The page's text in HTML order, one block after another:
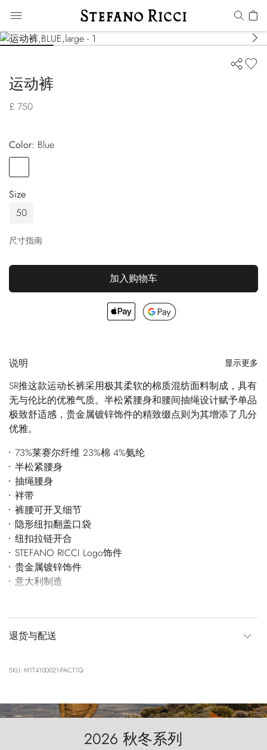
运动裤
£ 750
Color:
blue
Size
50
尺寸指南
加入购物车
说明 显示更多
SR推这款运动长裤采用极其柔软的棉质混纺面料制成，具有
无与伦比的优雅气质。半松紧腰身和腰间抽绳设计赋予单品
极致舒适感，贵金属镀锌饰件的精致缀点则为其增添了几分
优雅。
73%莱赛尔纤维 23%棉 4%氨纶
半松紧腰身
抽绳腰身
袢带
裤腰可开叉细节
隐形纽扣翻盖口袋
纽扣拉链开合
STEFANO RICCI Logo饰件
贵金属镀锌饰件
意大利制造
退货与配送
SKU: M1T4100021-PACT1Q
2026 秋冬系列